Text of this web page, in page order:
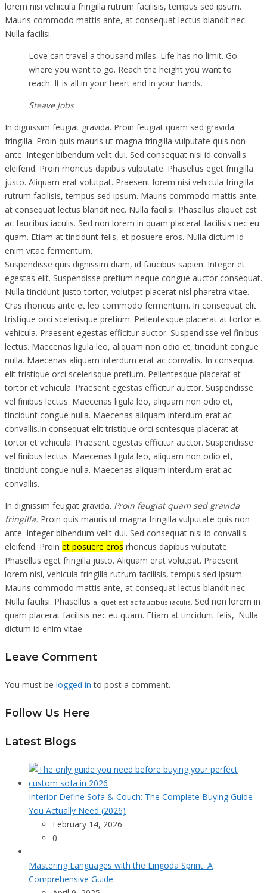
lorem nisi vehicula fringilla rutrum facilisis, tempus sed ipsum.
Mauris commodo mattis ante, at consequat lectus blandit nec.
Nulla facilisi.
Love can travel a thousand miles. Life has no limit. Go
where you want to go. Reach the height you want to
reach. It is all in your heart and in your hands.
Steave Jobs
In dignissim feugiat gravida. Proin feugiat quam sed gravida
fringilla. Proin quis mauris ut magna fringilla vulputate quis non
ante. Integer bibendum velit dui. Sed consequat nisi id convallis
eleifend. Proin rhoncus dapibus vulputate. Phasellus eget fringilla
justo. Aliquam erat volutpat. Praesent lorem nisi vehicula fringilla
rutrum facilisis, tempus sed ipsum. Mauris commodo mattis ante,
at consequat lectus blandit nec. Nulla facilisi. Phasellus aliquet est
ac faucibus iaculis. Sed non lorem in quam placerat facilisis nec eu
quam. Etiam at tincidunt felis, et posuere eros. Nulla dictum id
enim vitae fermentum.
Suspendisse quis dignissim diam, id faucibus sapien. Integer et
egestas elit. Suspendisse pretium neque congue auctor consequat.
Nulla tincidunt justo tortor, volutpat placerat nisl pharetra vitae.
Cras rhoncus ante et leo commodo fermentum. In consequat elit
tristique orci scelerisque pretium. Pellentesque placerat at tortor et
vehicula. Praesent egestas efficitur auctor. Suspendisse vel finibus
lectus. Maecenas ligula leo, aliquam non odio et, tincidunt congue
nulla. Maecenas aliquam interdum erat ac convallis. In consequat
elit tristique orci scelerisque pretium. Pellentesque placerat at
tortor et vehicula. Praesent egestas efficitur auctor. Suspendisse
vel finibus lectus. Maecenas ligula leo, aliquam non odio et,
tincidunt congue nulla. Maecenas aliquam interdum erat ac
convallis.In consequat elit tristique orci scntesque placerat at
tortor et vehicula. Praesent egestas efficitur auctor. Suspendisse
vel finibus lectus. Maecenas ligula leo, aliquam non odio et,
tincidunt congue nulla. Maecenas aliquam interdum erat ac
convallis.
In dignissim feugiat gravida. Proin feugiat quam sed gravida
fringilla. Proin quis mauris ut magna fringilla vulputate quis non
ante. Integer bibendum velit dui. Sed consequat nisi id convallis
eleifend. Proin et posuere eros rhoncus dapibus vulputate.
Phasellus eget fringilla justo. Aliquam erat volutpat. Praesent
lorem nisi, vehicula fringilla rutrum facilisis, tempus sed ipsum.
Mauris commodo mattis ante, at consequat lectus blandit nec.
Nulla facilisi. Phasellus aliquet est ac faucibus iaculis. Sed non lorem in
quam placerat facilisis nec eu quam. Etiam at tincidunt felis,. Nulla
dictum id enim vitae
Leave Comment
You must be logged in to post a comment.
Follow Us Here
Latest Blogs
Interior Define Sofa & Couch: The Complete Buying Guide
You Actually Need (2026)
February 14, 2026
0
Mastering Languages with the Lingoda Sprint: A
Comprehensive Guide